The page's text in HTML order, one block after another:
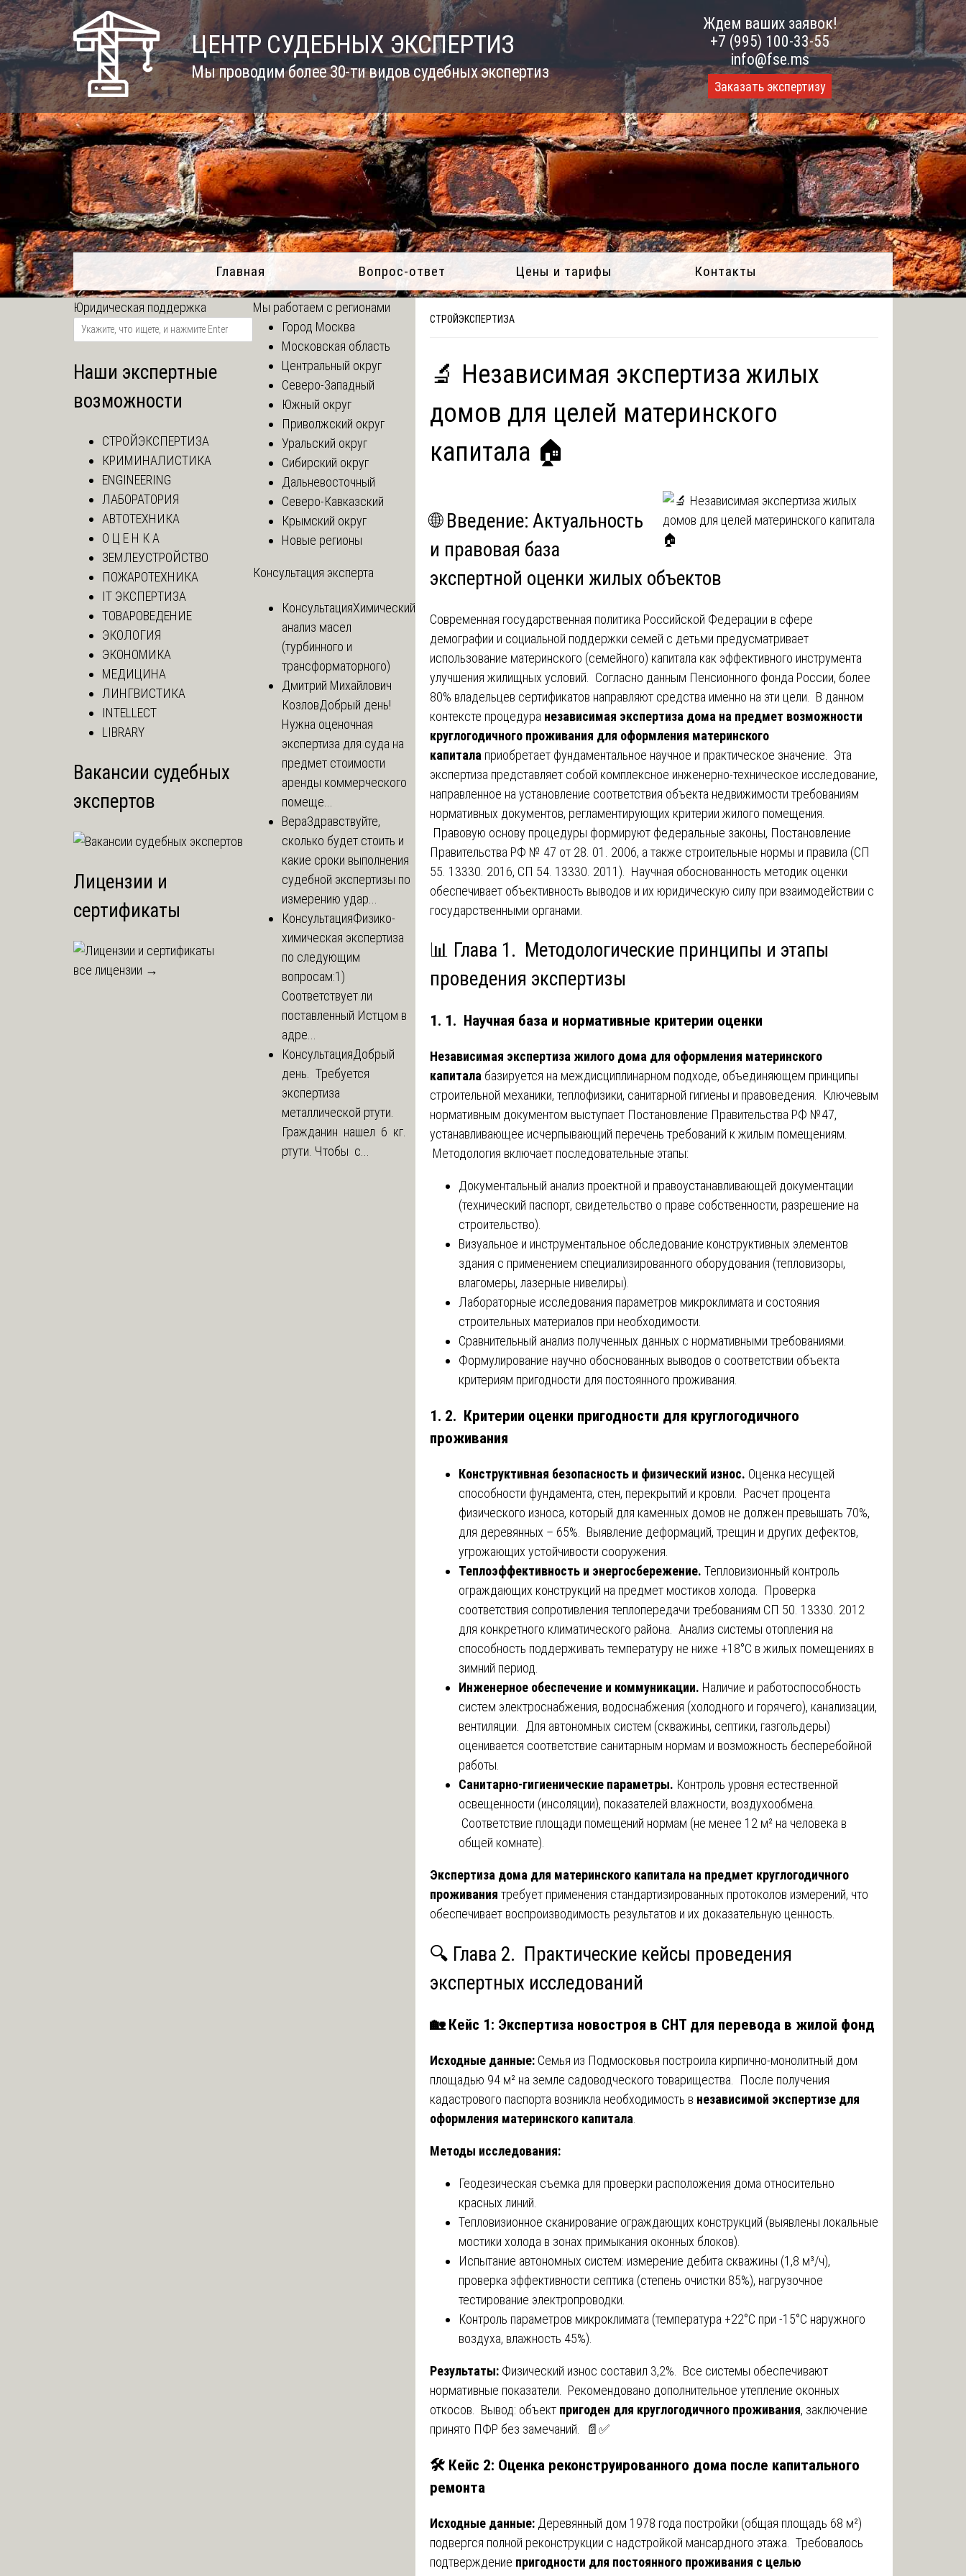
Skip
to
content
ЦЕНТР СУДЕБНЫХ ЭКСПЕРТИЗ
Мы проводим более 30-ти видов судебных экспертиз
Ждем ваших заявок!
+7 (995) 100-33-55
info@fse.ms
Заказать экспертизу
Главная Вопрос-ответ Цены и тарифы Контакты
СТРОЙЭКСПЕРТИЗА
🔬 Независимая экспертиза жилых
домов для целей материнского
капитала 🏠
🌐 Введение: Актуальность
и правовая база
экспертной оценки жилых объектов
Современная государственная политика Российской Федерации в сфере
демографии и социальной поддержки семей с детьми предусматривает
использование материнского (семейного) капитала как эффективного инструмента
улучшения жилищных условий. Согласно данным Пенсионного фонда России, более
80% владельцев сертификатов направляют средства именно на эти цели. В данном
контексте процедура независимая экспертиза дома на предмет возможности
круглогодичного проживания для оформления материнского
капитала приобретает фундаментальное научное и практическое значение. Эта
экспертиза представляет собой комплексное инженерно-техническое исследование,
направленное на установление соответствия объекта недвижимости требованиям
нормативных документов, регламентирующих критерии жилого помещения.
Правовую основу процедуры формируют федеральные законы, Постановление
Правительства РФ № 47 от 28. 01. 2006, а также строительные нормы и правила (СП
55. 13330. 2016, СП 54. 13330. 2011). Научная обоснованность методик оценки
обеспечивает объективность выводов и их юридическую силу при взаимодействии с
государственными органами.
📊 Глава 1. Методологические принципы и этапы
проведения экспертизы
1. 1. Научная база и нормативные критерии оценки
Независимая экспертиза жилого дома для оформления материнского
капитала базируется на междисциплинарном подходе, объединяющем принципы
строительной механики, теплофизики, санитарной гигиены и правоведения. Ключевым
нормативным документом выступает Постановление Правительства РФ №47,
устанавливающее исчерпывающий перечень требований к жилым помещениям.
Методология включает последовательные этапы:
Документальный анализ проектной и правоустанавливающей документации
(технический паспорт, свидетельство о праве собственности, разрешение на
строительство).
Визуальное и инструментальное обследование конструктивных элементов
здания с применением специализированного оборудования (тепловизоры,
влагомеры, лазерные нивелиры).
Лабораторные исследования параметров микроклимата и состояния
строительных материалов при необходимости.
Сравнительный анализ полученных данных с нормативными требованиями.
Формулирование научно обоснованных выводов о соответствии объекта
критериям пригодности для постоянного проживания.
1. 2. Критерии оценки пригодности для круглогодичного
проживания
Конструктивная безопасность и физический износ. Оценка несущей
способности фундамента, стен, перекрытий и кровли. Расчет процента
физического износа, который для каменных домов не должен превышать 70%,
для деревянных – 65%. Выявление деформаций, трещин и других дефектов,
угрожающих устойчивости сооружения.
Теплоэффективность и энергосбережение. Тепловизионный контроль
ограждающих конструкций на предмет мостиков холода. Проверка
соответствия сопротивления теплопередачи требованиям СП 50. 13330. 2012
для конкретного климатического района. Анализ системы отопления на
способность поддерживать температуру не ниже +18°C в жилых помещениях в
зимний период.
Инженерное обеспечение и коммуникации. Наличие и работоспособность
систем электроснабжения, водоснабжения (холодного и горячего), канализации,
вентиляции. Для автономных систем (скважины, септики, газгольдеры)
оценивается соответствие санитарным нормам и возможность бесперебойной
работы.
Санитарно-гигиенические параметры. Контроль уровня естественной
освещенности (инсоляции), показателей влажности, воздухообмена.
Соответствие площади помещений нормам (не менее 12 м² на человека в
общей комнате).
Экспертиза дома для материнского капитала на предмет круглогодичного
проживания требует применения стандартизированных протоколов измерений, что
обеспечивает воспроизводимость результатов и их доказательную ценность.
🔍 Глава 2. Практические кейсы проведения
экспертных исследований
🏡 Кейс 1: Экспертиза новостроя в СНТ для перевода в жилой фонд
Исходные данные: Семья из Подмосковья построила кирпично-монолитный дом
площадью 94 м² на земле садоводческого товарищества. После получения
кадастрового паспорта возникла необходимость в независимой экспертизе для
оформления материнского капитала.
Методы исследования:
Геодезическая съемка для проверки расположения дома относительно
красных линий.
Тепловизионное сканирование ограждающих конструкций (выявлены локальные
мостики холода в зонах примыкания оконных блоков).
Испытание автономных систем: измерение дебита скважины (1,8 м³/ч),
проверка эффективности септика (степень очистки 85%), нагрузочное
тестирование электропроводки.
Контроль параметров микроклимата (температура +22°C при -15°C наружного
воздуха, влажность 45%).
Результаты: Физический износ составил 3,2%. Все системы обеспечивают
нормативные показатели. Рекомендовано дополнительное утепление оконных
откосов. Вывод: объект пригоден для круглогодичного проживания, заключение
принято ПФР без замечаний. 📄✅
🛠️ Кейс 2: Оценка реконструированного дома после капитального
ремонта
Исходные данные: Деревянный дом 1978 года постройки (общая площадь 68 м²)
подвергся полной реконструкции с надстройкой мансардного этажа. Требовалось
подтверждение пригодности для постоянного проживания с целью
Юридическая поддержка
Наши экспертные
возможности
СТРОЙЭКСПЕРТИЗА
КРИМИНАЛИСТИКА
ENGINEERING
ЛАБОРАТОРИЯ
АВТОТЕХНИКА
О Ц Е Н К А
ЗЕМЛЕУСТРОЙСТВО
ПОЖАРОТЕХНИКА
IT ЭКСПЕРТИЗА
ТОВАРОВЕДЕНИЕ
ЭКОЛОГИЯ
ЭКОНОМИКА
МЕДИЦИНА
ЛИНГВИСТИКА
INTELLECT
LIBRARY
Вакансии судебных
экспертов
Лицензии и
сертификаты
все лицензии →
Мы работаем с регионами
Город Москва
Московская область
Центральный округ
Северо-Западный
Южный округ
Приволжский округ
Уральский округ
Сибирский округ
Дальневосточный
Северо-Кавказский
Крымский округ
Новые регионы
Консультация эксперта
КонсультацияХимический
анализ масел
(турбинного и
трансформаторного)
Дмитрий Михайлович
КозловДобрый день!
Нужна оценочная
экспертиза для суда на
предмет стоимости
аренды коммерческого
помеще...
ВераЗдравствуйте,
сколько будет стоить и
какие сроки выполнения
судебной экспертизы по
измерению удар...
КонсультацияФизико-
химическая экспертиза
по следующим
вопросам:1)
Соответствует ли
поставленный Истцом в
адре...
КонсультацияДобрый
день. Требуется
экспертиза
металлической ртути.
Гражданин нашел 6 кг.
ртути. Чтобы с...